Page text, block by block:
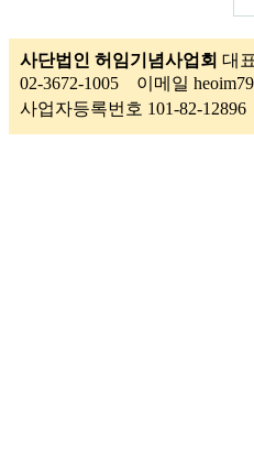
사단법인 허임기념사업회 대
02-3672-1005 이메일
사업자등록번호 101-82-